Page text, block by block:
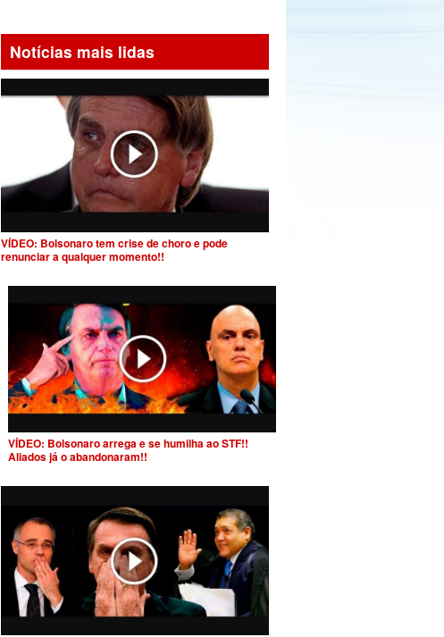
Notícias mais lidas
VÍDEO: Bolsonaro tem crise de choro e pode
renunciar a qualquer momento!!
VÍDEO: Bolsonaro arrega e se humilha ao STF!!
Aliados já o abandonaram!!